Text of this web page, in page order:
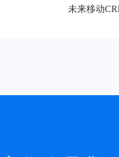
未来移动